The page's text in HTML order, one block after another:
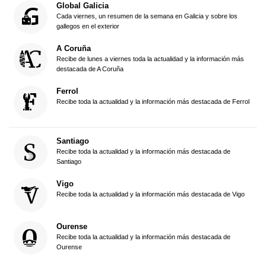
Global Galicia
Cada viernes, un resumen de la semana en Galicia y sobre los
gallegos en el exterior
A Coruña
Recibe de lunes a viernes toda la actualidad y la información más
destacada de A Coruña
Ferrol
Recibe toda la actualidad y la información más destacada de Ferrol
Santiago
Recibe toda la actualidad y la información más destacada de
Santiago
Vigo
Recibe toda la actualidad y la información más destacada de Vigo
Ourense
Recibe toda la actualidad y la información más destacada de
Ourense